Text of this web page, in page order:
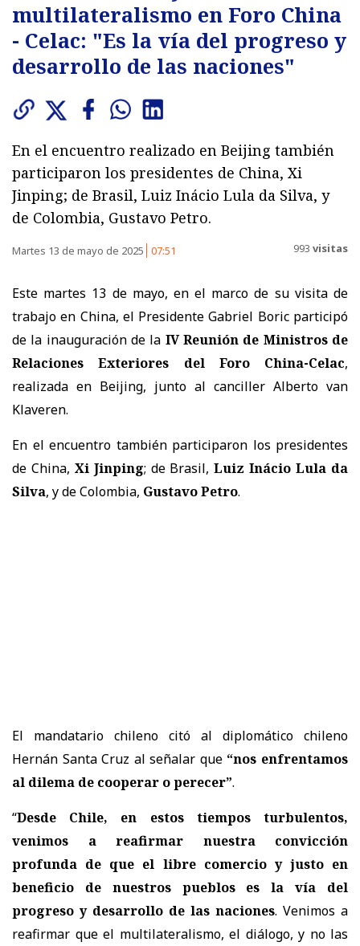
multilateralismo en Foro China
- Celac: "Es la vía del progreso y
desarrollo de las naciones"
En el encuentro realizado en Beijing también
participaron los presidentes de China, Xi
Jinping; de Brasil, Luiz Inácio Lula da Silva, y
de Colombia, Gustavo Petro.
Martes 13 de mayo de 2025 07:51 993 visitas
Este martes 13 de mayo, en el marco de su visita de
trabajo en China, el Presidente Gabriel Boric participó
de la inauguración de la IV Reunión de Ministros de
Relaciones Exteriores del Foro China-Celac,
realizada en Beijing, junto al canciller Alberto van
Klaveren.
En el encuentro también participaron los presidentes
de China, Xi Jinping; de Brasil,Luiz Inácio Lula da
Silva, y de Colombia, Gustavo Petro.
El mandatario chileno citó al diplomático chileno
Hernán Santa Cruz al señalar que “nos enfrentamos
al dilema de cooperar o perecer”.
“Desde Chile, en estos tiempos turbulentos,
venimos a reafirmar nuestra convicción
profunda de que el libre comercio y justo en
beneficio de nuestros pueblos es la vía del
progreso y desarrollo de las naciones. Venimos a
reafirmar que el multilateralismo, el diálogo, y no las